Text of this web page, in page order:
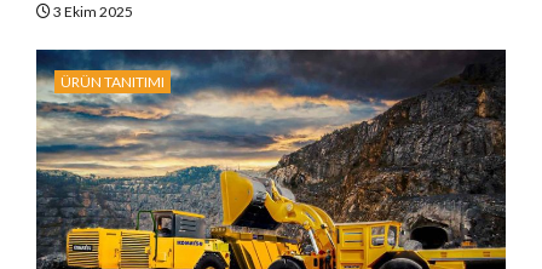
3 Ekim 2025
ÜRÜN TANITIMI